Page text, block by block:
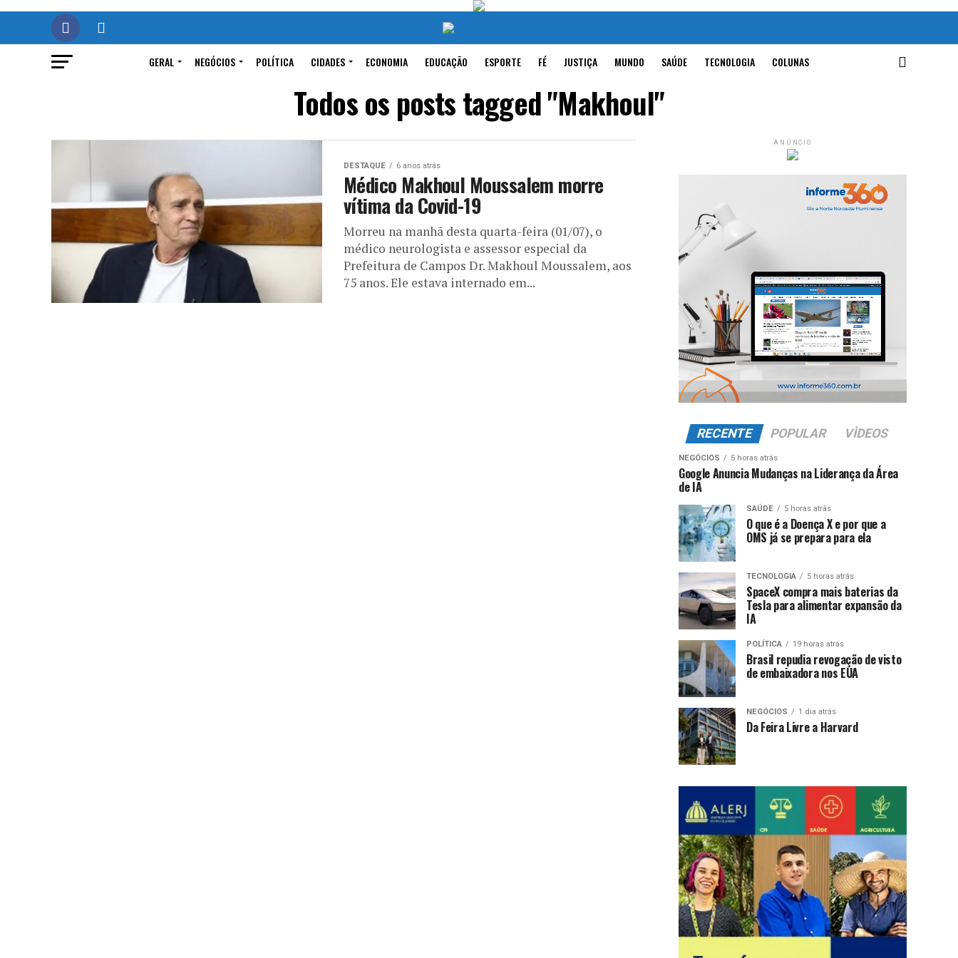
GERAL NEGÓCIOS POLÍTICA CIDADES ECONOMIA EDUCAÇÃO ESPORTE FÉ JUSTIÇA MUNDO SAÚDE TECNOLOGIA COLUNAS
Todos os posts tagged "Makhoul"
DESTAQUE 6 anos atrás
Médico Makhoul Moussalem morre
vítima da Covid-19
Morreu na manhã desta quarta-feira (01/07), o
médico neurologista e assessor especial da
Prefeitura de Campos Dr. Makhoul Moussalem, aos
75 anos. Ele estava internado em...
ANÚNCIO
RECENTE POPULAR VÌDEOS
NEGÓCIOS 5 horas atrás
Google Anuncia Mudanças na Liderança da Área
de IA
SAÚDE 5 horas atrás
O que é a Doença X e por que a
OMS já se prepara para ela
TECNOLOGIA 5 horas atrás
SpaceX compra mais baterias da
Tesla para alimentar expansão da
IA
POLÍTICA 19 horas atrás
Brasil repudia revogação de visto
de embaixadora nos EUA
NEGÓCIOS 1 dia atrás
Da Feira Livre a Harvard